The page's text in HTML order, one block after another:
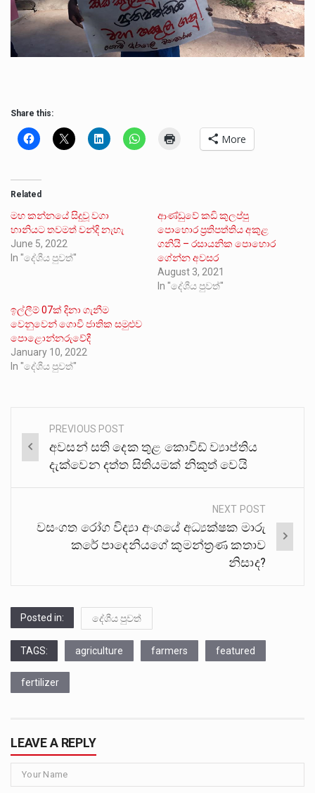
Share this:
More
Related
මහ කන්නයේ සිදුවූ වගා
හානියට තවමත් වන්දි නැහැ
June 5, 2022
In "දේශීය පුවත්"
ආණ්ඩුවේ කඩි කුලප්පු
පොහොර ප්‍රතිපත්තිය අකුළ
ගනියි – රසායනික පොහොර
ගේන්න අවසර
August 3, 2021
In "දේශීය පුවත්"
ඉල්ලීම් 07ක් දිනා ගැනීම
වෙනුවෙන් ගොවි ජාතික සමුළුව
පොළොන්නරුවේදී
January 10, 2022
In "දේශීය පුවත්"
Post
navigation
PREVIOUS POST
අවසන් සති දෙක තුළ කොවිඩ් ව්‍යාප්තිය
දැක්වෙන දත්ත සිතියමක් නිකුත් වෙයි
NEXT POST
වසංගත රෝග විද්‍යා අංශයේ අධ්‍යක්ෂක මාරු
කරේ පාදෙනියගේ කුමන්ත්‍රණ කතාව
නිසාද?
Posted in: දේශීය පුවත්
TAGS: agriculture farmers featured
fertilizer
LEAVE A REPLY